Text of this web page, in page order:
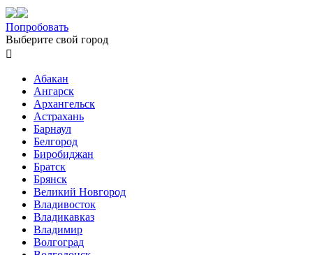
Попробовать
Выберите свой город

Абакан
Ангарск
Архангельск
Астрахань
Барнаул
Белгород
Биробиджан
Братск
Брянск
Великий Новгород
Владивосток
Владикавказ
Владимир
Волгоград